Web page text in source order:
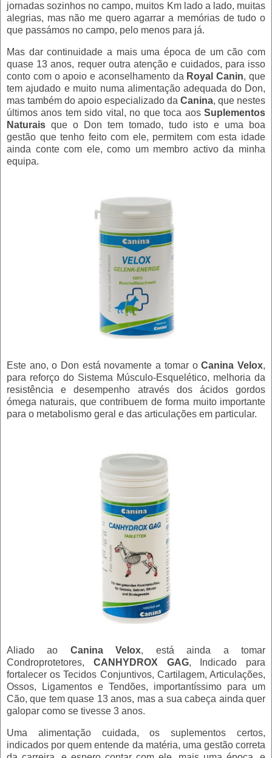
jornadas sozinhos no campo, muitos Km lado a lado, muitas
alegrias, mas não me quero agarrar a memórias de tudo o
que passámos no campo, pelo menos para já.
Mas dar continuidade a mais uma época de um cão com
quase 13 anos, requer outra atenção e cuidados, para isso
conto com o apoio e aconselhamento da Royal Canin, que
tem ajudado e muito numa alimentação adequada do Don,
mas também do apoio especializado da Canina, que nestes
últimos anos tem sido vital, no que toca aos Suplementos
Naturais que o Don tem tomado, tudo isto e uma boa
gestão que tenho feito com ele, permitem com esta idade
ainda conte com ele, como um membro activo da minha
equipa.
Este ano, o Don está novamente a tomar oCanina Velox,
para reforço do Sistema Músculo-Esquelético, melhoria da
resistência e desempenho através dos ácidos gordos
ómega naturais, que contribuem de forma muito importante
para o metabolismo geral e das articulações em particular.
Aliado ao Canina Velox, está ainda a tomar
Condroprotetores, CANHYDROX GAG,
Indicado para
fortalecer os Tecidos Conjuntivos, Cartilagem, Articulações,
Ossos, Ligamentos e Tendões, importantíssimo para um
Cão, que tem quase 13 anos, mas a sua cabeça ainda quer
galopar como se tivesse 3 anos.
Uma alimentação cuidada, os suplementos certos,
indicados por quem entende da matéria, uma gestão correta